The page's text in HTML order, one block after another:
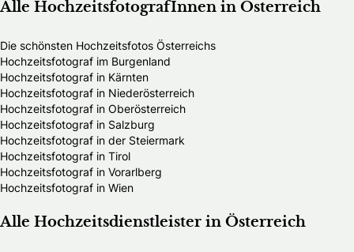
Alle HochzeitsfotografInnen in Österreich
Die schönsten Hochzeitsfotos Österreichs
Hochzeitsfotograf im Burgenland
Hochzeitsfotograf in Kärnten
Hochzeitsfotograf in Niederösterreich
Hochzeitsfotograf in Oberösterreich
Hochzeitsfotograf in Salzburg
Hochzeitsfotograf in der Steiermark
Hochzeitsfotograf in Tirol
Hochzeitsfotograf in Vorarlberg
Hochzeitsfotograf in Wien
Alle Hochzeitsdienstleister in Österreich